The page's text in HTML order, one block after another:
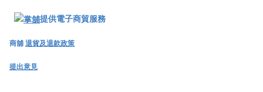
提供電子商貿服務
商舖退貨及退款政策
提出意見